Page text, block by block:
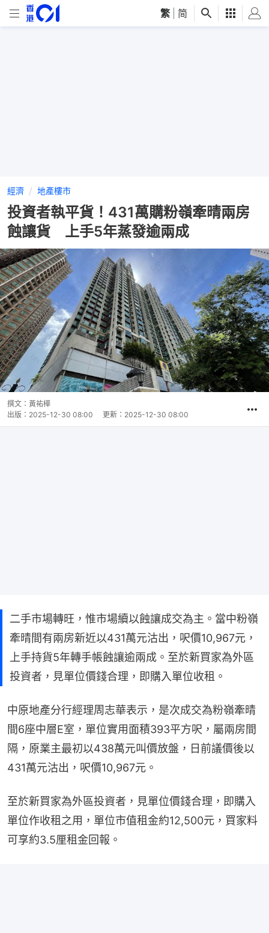
繁 简
經濟 地產樓市
投資者執平貨！431萬購粉嶺牽晴兩房
蝕讓貨 上手5年蒸發逾兩成
撰文： 黃祐樺
出版： 2025-12-30 08:00 更新： 2025-12-30 08:00
二手市場轉旺，惟市場續以蝕讓成交為主。當中粉嶺
牽晴間有兩房新近以431萬元沽出，呎價10,967元，
上手持貨5年轉手帳蝕讓逾兩成。至於新買家為外區
投資者，見單位價錢合理，即購入單位收租。
中原地產分行經理周志華表示，是次成交為粉嶺牽晴
間6座中層E室，單位實用面積393平方呎，屬兩房間
隔，原業主最初以438萬元叫價放盤，日前議價後以
431萬元沽出，呎價10,967元。
至於新買家為外區投資者，見單位價錢合理，即購入
單位作收租之用，單位市值租金約12,500元，買家料
可享約3.5厘租金回報。